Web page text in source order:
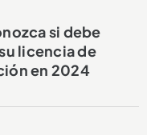
si debe
licencia de
en 2024